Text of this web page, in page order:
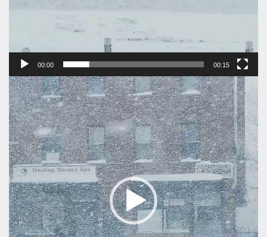
00:00 00:15
Πρόγραμμα
Αναπαραγωγής
Βίντεο